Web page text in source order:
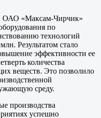
ОАО «Максам-Чирчик»
по
технологий
Результатом стало
эффективности ее
количества
веществ. Это позволило
среду.
производства
успешно